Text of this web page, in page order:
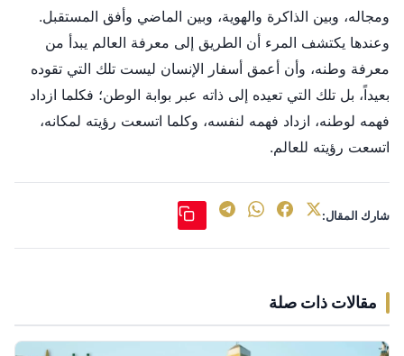
ومجاله، وبين الذاكرة والهوية، وبين الماضي وأفق المستقبل.
وعندها يكتشف المرء أن الطريق إلى معرفة العالم يبدأ من
معرفة وطنه، وأن أعمق أسفار الإنسان ليست تلك التي تقوده
بعيداً، بل تلك التي تعيده إلى ذاته عبر بوابة الوطن؛ فكلما ازداد
فهمه لوطنه، ازداد فهمه لنفسه، وكلما اتسعت رؤيته لمكانه،
اتسعت رؤيته للعالم.
شارك المقال:
مقالات ذات صلة